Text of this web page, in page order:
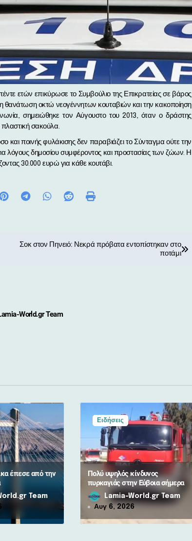
θανάτωση οκτώ νεογέννητων κουταβιών και την κακοποίηση
σημειώθηκε τον Αύγουστο του 2013, όταν ο δράστης
σακούλα.
και ποινής φυλάκισης δεν παραβιάζει το Σύνταγμα ούτε την
λόγους δημοσίου συμφέροντος και προστασίας των ζώων. Η
30.000 ευρώ για κάθε κουτάβι.
Σοκ στον Πηνειό: Νεκρά πρόβατα εντοπίστηκαν στο
ποτάμι
World.gr Team
έπεσε από την
Team
Ειδήσεις
Πολύ υψηλός κίνδυνος
πυρκαγιάς στην Εύβοια σήμερα
Lamia-World.gr Team
Αυγ 6, 2026